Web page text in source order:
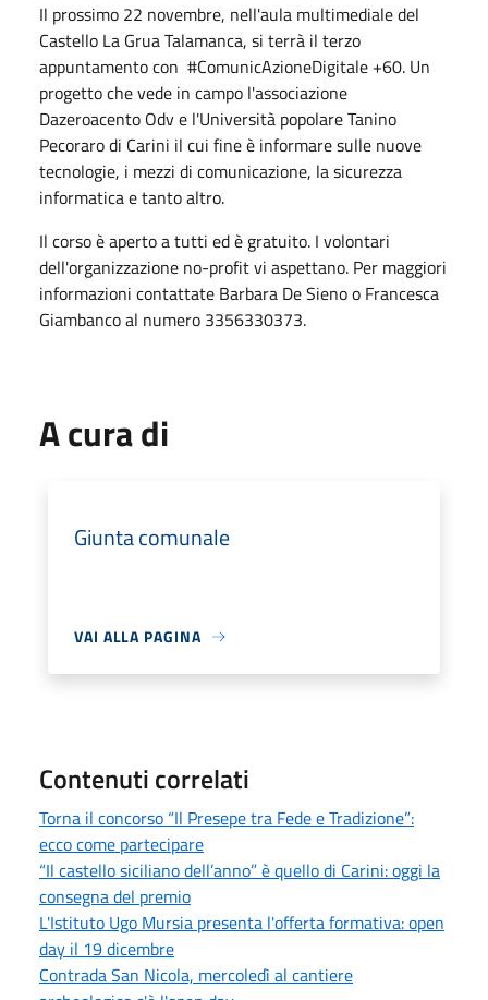
Il prossimo 22 novembre, nell'aula multimediale del
Castello La Grua Talamanca, si terrà il terzo
appuntamento con #ComunicAzioneDigitale +60. Un
progetto che vede in campo l'associazione
Dazeroacento Odv e l'Università popolare Tanino
Pecoraro di Carini il cui fine è informare sulle nuove
tecnologie, i mezzi di comunicazione, la sicurezza
informatica e tanto altro.
Il corso è aperto a tutti ed è gratuito. I volontari
dell'organizzazione no-profit vi aspettano. Per maggiori
informazioni contattate Barbara De Sieno o Francesca
Giambanco al numero 3356330373.
A cura di
Giunta comunale
VAI ALLA PAGINA
Contenuti correlati
Torna il concorso “Il Presepe tra Fede e Tradizione”:
ecco come partecipare
“Il castello siciliano dell’anno” è quello di Carini: oggi la
consegna del premio
L'Istituto Ugo Mursia presenta l'offerta formativa: open
day il 19 dicembre
Contrada San Nicola, mercoledì al cantiere